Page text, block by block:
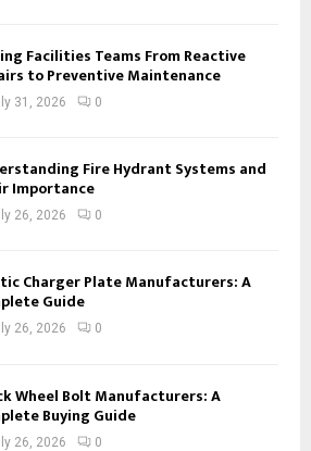
Facilities Teams From Reactive
to Preventive Maintenance
31, 2026 0
Fire Hydrant Systems and
Importance
26, 2026 0
Charger Plate Manufacturers: A
Guide
26, 2026 0
Wheel Bolt Manufacturers: A
Buying Guide
26, 2026 0